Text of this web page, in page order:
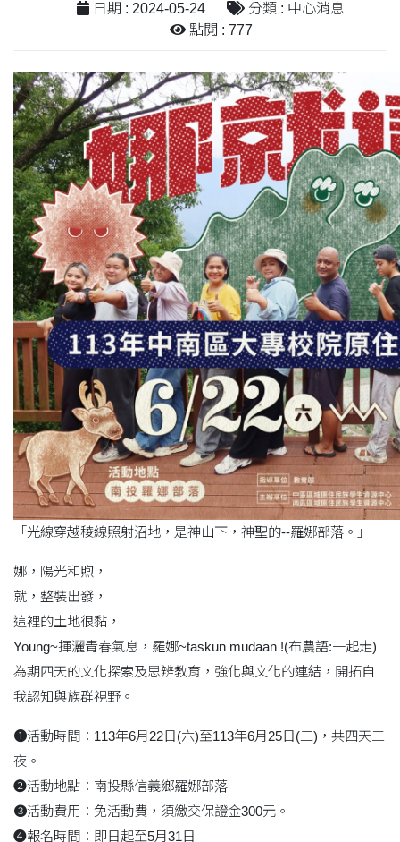
日期 : 2024-05-24
分類 : 中心消息
點閱 : 777
「光線穿越稜線照射沼地，是神山下，神聖的--羅娜部落。」
娜，陽光和煦，
就，整裝出發，
這裡的土地很黏，
Young~揮灑青春氣息，羅娜~taskun mudaan !(布農語:一起走)
為期四天的文化探索及思辨教育，強化與文化的連結，開拓自
我認知與族群視野。
❶活動時間：113年6月22日(六)至113年6月25日(二)，共四天三
夜。
❷活動地點：南投縣信義鄉羅娜部落
❸活動費用：免活動費，須繳交保證金300元。
❹報名時間：即日起至5月31日